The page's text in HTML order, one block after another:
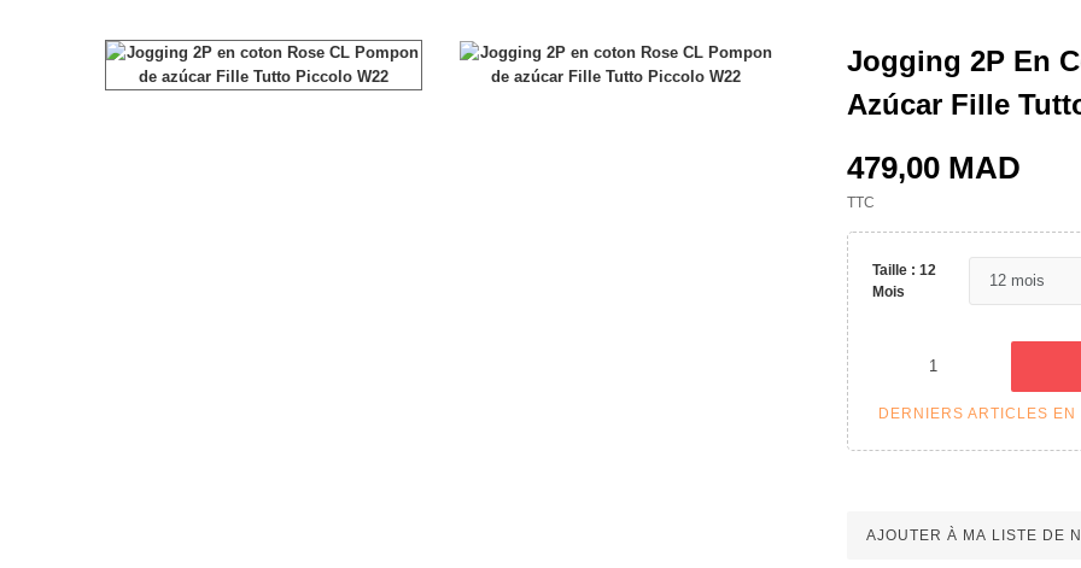
Jogging 2P En
Azúcar Fille
479,00 MAD
TTC
Taille : 12
Mois
DERNIERS ARTICLES EN
AJOUTER À MA LISTE DE